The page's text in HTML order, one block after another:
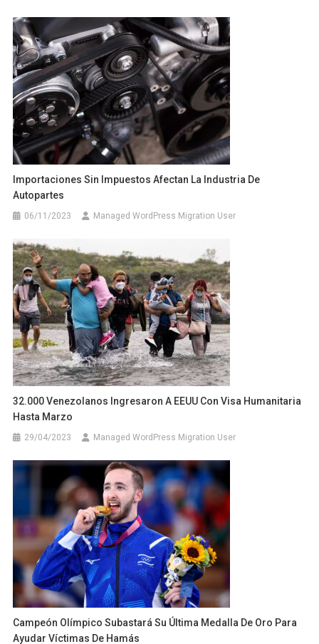
Importaciones Sin Impuestos Afectan La Industria De
Autopartes
06/11/2023 Managed WordPress Migration User
32.000 Venezolanos Ingresaron A EEUU Con Visa Humanitaria
Hasta Marzo
29/04/2023 Managed WordPress Migration User
Campeón Olímpico Subastará Su Última Medalla De Oro Para
Ayudar Víctimas De Hamás